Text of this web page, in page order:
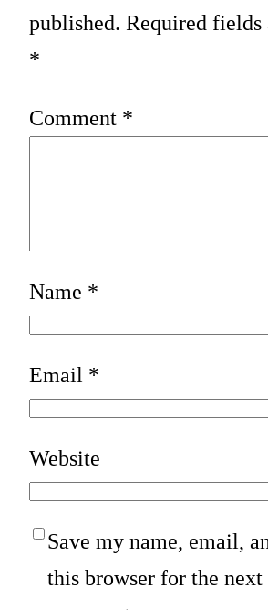
published. Required fields
*
Comment *
Name *
Email *
Website
Save my name, email,
this browser for the